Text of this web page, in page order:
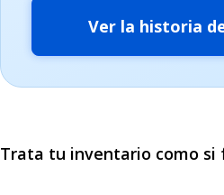
Ver la historia
Trata tu inventario como si